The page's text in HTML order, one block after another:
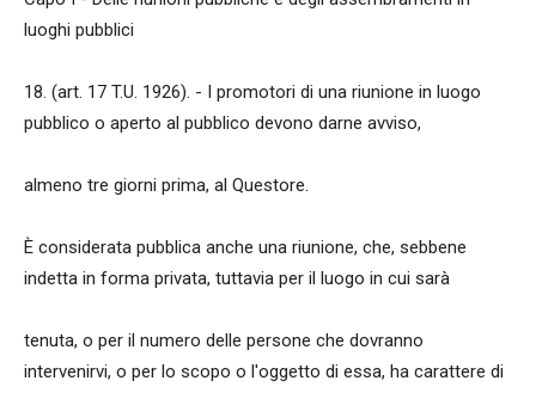
luoghi pubblici
18. (art. 17 T.U. 1926). - I promotori di una riunione in luogo
pubblico o aperto al pubblico devono darne avviso,
almeno tre giorni prima, al Questore.
È considerata pubblica anche una riunione, che, sebbene
indetta in forma privata, tuttavia per il luogo in cui sarà
tenuta, o per il numero delle persone che dovranno
intervenirvi, o per lo scopo o l'oggetto di essa, ha carattere di